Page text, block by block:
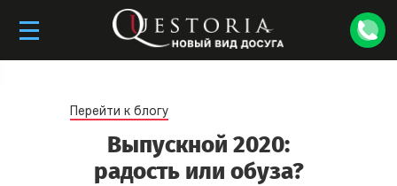
Перейти к блогу
Выпускной 2020:
радость или обуза?